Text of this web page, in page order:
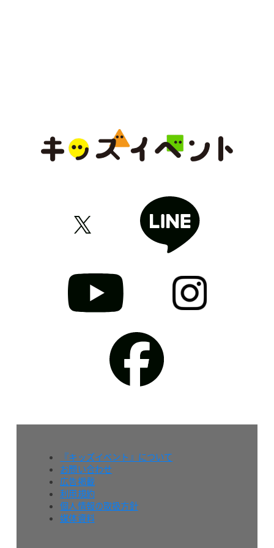
『キッズイベント』について
お問い合わせ
広告掲載
利用規約
個人情報の取扱方針
媒体資料